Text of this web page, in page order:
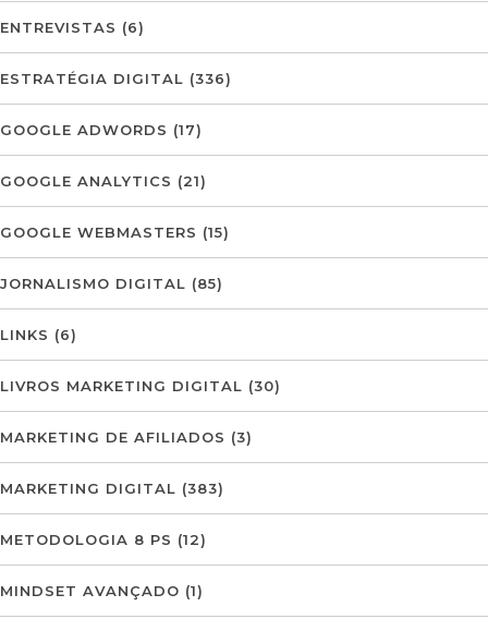
ENTREVISTAS (6)
ESTRATÉGIA DIGITAL (336)
GOOGLE ADWORDS (17)
GOOGLE ANALYTICS (21)
GOOGLE WEBMASTERS (15)
JORNALISMO DIGITAL (85)
LINKS (6)
LIVROS MARKETING DIGITAL (30)
MARKETING DE AFILIADOS (3)
MARKETING DIGITAL (383)
METODOLOGIA 8 PS (12)
MINDSET AVANÇADO (1)